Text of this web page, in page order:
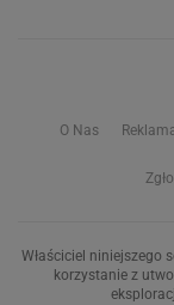
O Nas
Właściciel niniejszego
korzystanie z